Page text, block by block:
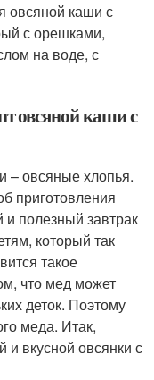
овсяной каши с
с орешками,
на воде, с
овсяной каши с
– овсяные хлопья.
приготовления
полезный завтрак
который так
такое
что мед может
деток. Поэтому
меда. Итак,
и вкусной овсянки с